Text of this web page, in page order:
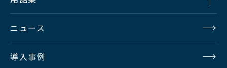
表示
タイムコード、アナログ・デジタル
ニュース
導入事例